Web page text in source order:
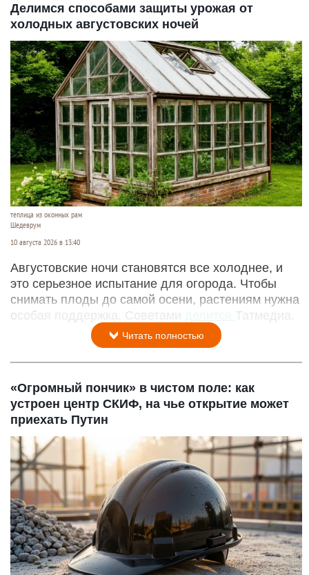
Делимся способами защиты урожая от
холодных августовских ночей
теплица из оконных рам
Шедеврум
10 августа 2026 в 13:40
Августовские ночи становятся все холоднее, и
это серьезное испытание для огорода. Чтобы
снимать плоды до самой осени, растениям нужна
особая поддержка. Советами
Татмедиа.
Читать полностью
«Огромный пончик» в чистом поле: как
устроен центр СКИФ, на чье открытие может
приехать Путин